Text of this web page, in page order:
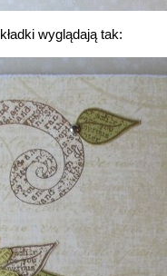
wyglądają tak: